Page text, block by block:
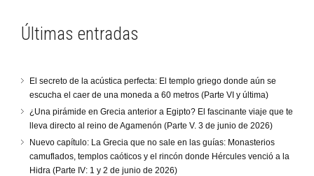
Últimas entradas
El secreto de la acústica perfecta: El templo griego donde aún se
escucha el caer de una moneda a 60 metros (Parte VI y última)
¿Una pirámide en Grecia anterior a Egipto? El fascinante viaje que te
lleva directo al reino de Agamenón (Parte V. 3 de junio de 2026)
Nuevo capítulo: La Grecia que no sale en las guías: Monasterios
camuflados, templos caóticos y el rincón donde Hércules venció a la
Hidra (Parte IV: 1 y 2 de junio de 2026)